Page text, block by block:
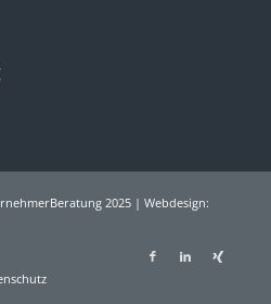
2025 | Webdesign: